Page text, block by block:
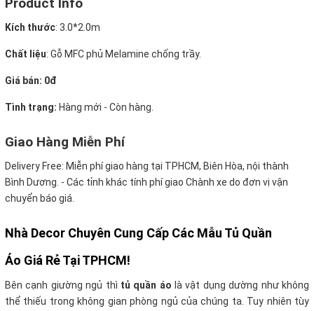
Product Info
Kích thước: 3.0*2.0m
Chất liệu: Gỗ MFC phủ Melamine chống trầy.
Giá bán: 0đ
Tình trạng: Hàng mới - Còn hàng.
Giao Hàng Miễn Phí
Delivery Free: Miễn phí giao hàng tại TPHCM, Biên Hòa, nội thành
Bình Dương. - Các tỉnh khác tính phí giao Chành xe do đơn vị vận
chuyển báo giá.
Nhà Decor Chuyên Cung Cấp Các Mẫu Tủ Quần
Áo Giá Rẻ Tại TPHCM!
Bên cạnh giường ngủ thì tủ quần áo là vật dụng dường như không
thể thiếu trong không gian phòng ngủ của chúng ta. Tuy nhiên tùy